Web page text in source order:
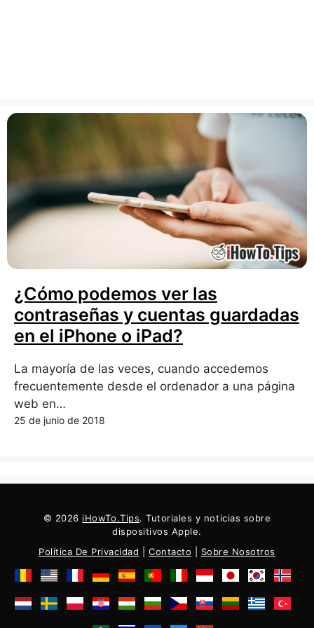
¿Cómo podemos ver las
contraseñas y cuentas guardadas
en el iPhone o iPad?
La mayoría de las veces, cuando accedemos
frecuentemente desde el ordenador a una página
web en…
25 de junio de 2018
© 2026 iHowTo.Tips. Tutoriales y noticias sobre
dispositivos Apple.
Política De Privacidad
Contacto Sobre Nosotros